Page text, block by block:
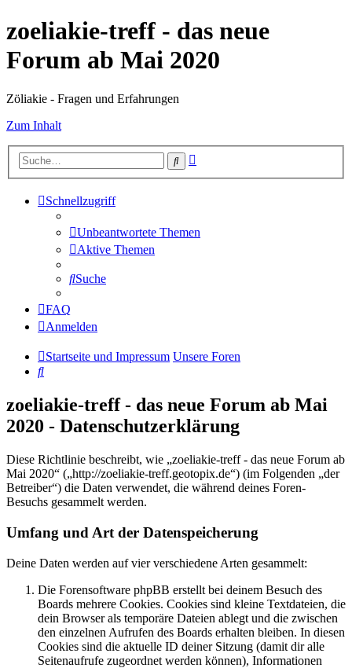
zoeliakie-treff - das neue
Forum ab Mai 2020
Zöliakie - Fragen und Erfahrungen
Zum Inhalt
Suche
Schnellzugriff
Unbeantwortete Themen
Aktive Themen
Suche
FAQ
Anmelden
Startseite und Impressum Unsere Foren
Suche
zoeliakie-treff - das neue Forum ab Mai
2020 - Datenschutzerklärung
Diese Richtlinie beschreibt, wie „zoeliakie-treff - das neue Forum ab
Mai 2020“ („http://zoeliakie-treff.geotopix.de“) (im Folgenden „der
Betreiber“) die Daten verwendet, die während deines Foren-
Besuchs gesammelt werden.
Umfang und Art der Datenspeicherung
Deine Daten werden auf vier verschiedene Arten gesammelt:
Die Forensoftware phpBB erstellt bei deinem Besuch des
Boards mehrere Cookies. Cookies sind kleine Textdateien, die
dein Browser als temporäre Dateien ablegt und die zwischen
den einzelnen Aufrufen des Boards erhalten bleiben. In diesen
Cookies sind die aktuelle ID deiner Sitzung (damit dir alle
Seitenaufrufe zugeordnet werden können), Informationen